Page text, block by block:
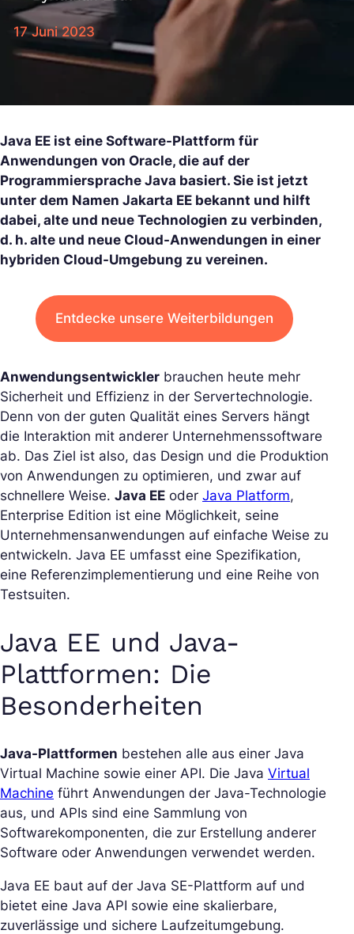
17 Juni 2023
Java EE ist eine Software-Plattform für
Anwendungen von Oracle, die auf der
Programmiersprache Java basiert. Sie ist jetzt
unter dem Namen Jakarta EE bekannt und hilft
dabei, alte und neue Technologien zu verbinden,
d. h. alte und neue Cloud-Anwendungen in einer
hybriden Cloud-Umgebung zu vereinen.
Entdecke unsere Weiterbildungen
Anwendungsentwickler brauchen heute mehr
Sicherheit und Effizienz in der Servertechnologie.
Denn von der guten Qualität eines Servers hängt
die Interaktion mit anderer Unternehmenssoftware
ab. Das Ziel ist also, das Design und die Produktion
von Anwendungen zu optimieren, und zwar auf
schnellere Weise. Java EE oder Java Platform,
Enterprise Edition ist eine Möglichkeit, seine
Unternehmensanwendungen auf einfache Weise zu
entwickeln. Java EE umfasst eine Spezifikation,
eine Referenzimplementierung und eine Reihe von
Testsuiten.
Java EE und Java-
Plattformen: Die
Besonderheiten
Java-Plattformen bestehen alle aus einer Java
Virtual Machine sowie einer API. Die Java Virtual
Machine führt Anwendungen der Java-Technologie
aus, und APIs sind eine Sammlung von
Softwarekomponenten, die zur Erstellung anderer
Software oder Anwendungen verwendet werden.
Java EE baut auf der Java SE-Plattform auf und
bietet eine Java API sowie eine skalierbare,
zuverlässige und sichere Laufzeitumgebung.